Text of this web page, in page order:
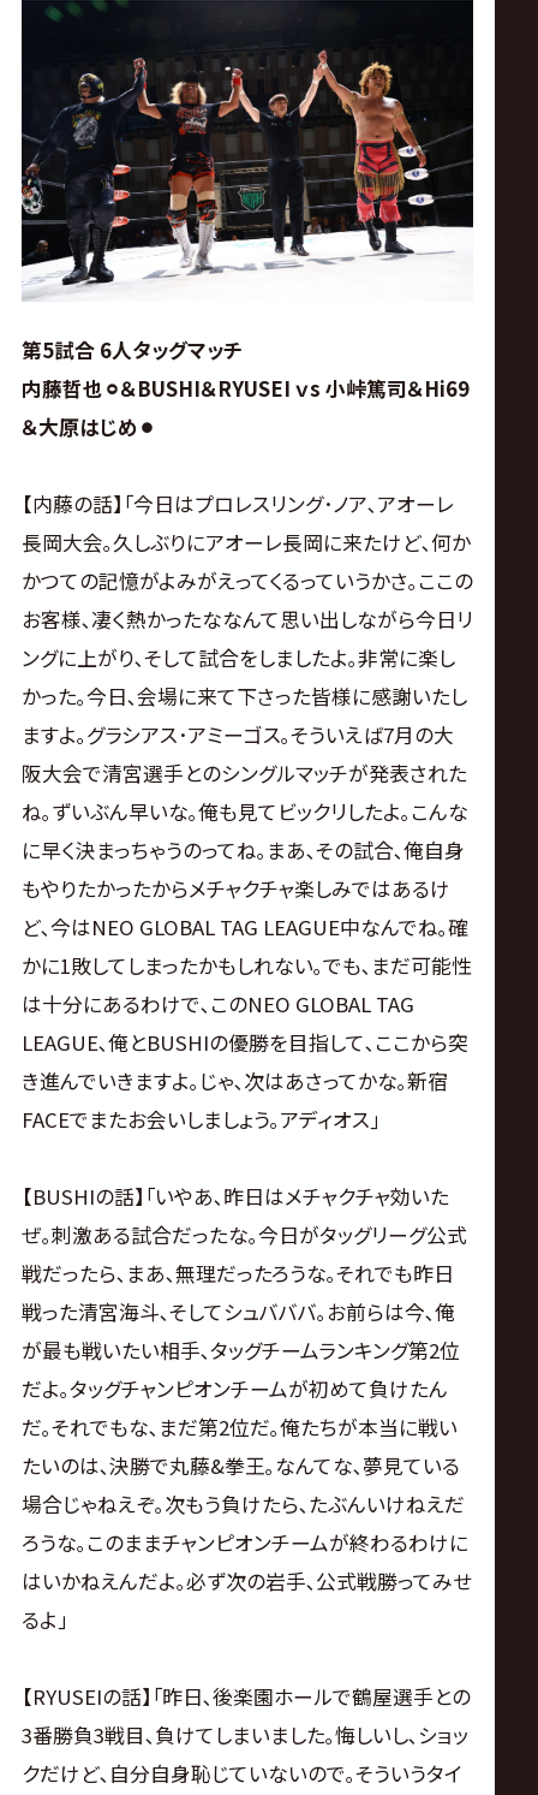
第5試合 6人タッグマッチ
内藤哲也⚪︎＆BUSHI＆RYUSEI ｖs 小峠篤司＆Hi69
＆大原はじめ⚫︎
【内藤の話】｢今日はプロレスリング･ノア､アオーレ
長岡大会｡久しぶりにアオーレ長岡に来たけど､何か
かつての記憶がよみがえってくるっていうかさ｡ここの
お客様､凄く熱かったななんて思い出しながら今日リ
ングに上がり､そして試合をしましたよ｡非常に楽し
かった｡今日､会場に来て下さった皆様に感謝いたし
ますよ｡グラシアス･アミーゴス｡そういえば7月の大
阪大会で清宮選手とのシングルマッチが発表された
ね｡ずいぶん早いな｡俺も見てビックリしたよ｡こんな
に早く決まっちゃうのってね｡まあ､その試合､俺自身
もやりたかったからメチャクチャ楽しみではあるけ
ど､今はNEO GLOBAL TAG LEAGUE中なんでね｡確
かに1敗してしまったかもしれない｡でも､まだ可能性
は十分にあるわけで､このNEO GLOBAL TAG
LEAGUE､俺とBUSHIの優勝を目指して､ここから突
き進んでいきますよ｡じゃ､次はあさってかな｡新宿
FACEでまたお会いしましょう｡アディオス｣
【BUSHIの話】｢いやあ､昨日はメチャクチャ効いた
ぜ｡刺激ある試合だったな｡今日がタッグリーグ公式
戦だったら､まあ､無理だったろうな｡それでも昨日
戦った清宮海斗､そしてシュバババ｡お前らは今､俺
が最も戦いたい相手､タッグチームランキング第2位
だよ｡タッグチャンピオンチームが初めて負けたん
だ｡それでもな､まだ第2位だ｡俺たちが本当に戦い
たいのは､決勝で丸藤&拳王｡なんてな､夢見ている
場合じゃねえぞ｡次もう負けたら､たぶんいけねえだ
ろうな｡このままチャンピオンチームが終わるわけに
はいかねえんだよ｡必ず次の岩手､公式戦勝ってみせ
るよ｣
【RYUSEIの話】｢昨日､後楽園ホールで鶴屋選手との
3番勝負3戦目､負けてしまいました｡悔しいし､ショッ
クだけど､自分自身恥じていないので｡そういうタイ